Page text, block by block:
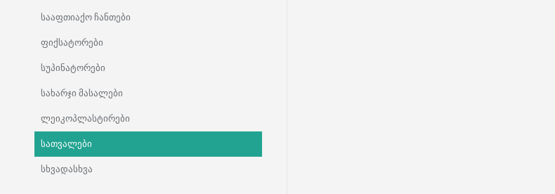
სააფთიაქო ჩანთები
ფიქსატორები
სუპინატორები
სახარჯი მასალები
ლეიკოპლასტირები
სათვალები
სხვადასხვა